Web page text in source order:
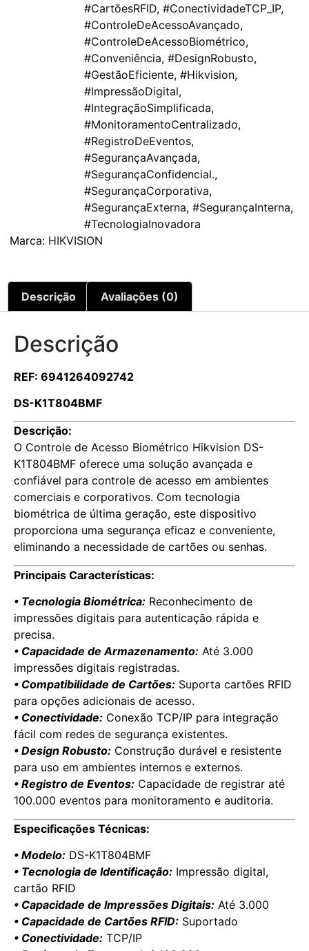
#CartõesRFID, #ConectividadeTCP_IP,
#ControleDeAcessoAvançado,
#ControleDeAcessoBiométrico,
#Conveniência, #DesignRobusto,
#GestãoEficiente, #Hikvision,
#ImpressãoDigital,
#IntegraçãoSimplificada,
#MonitoramentoCentralizado,
#RegistroDeEventos,
#SegurançaAvançada,
#SegurançaConfidencial.,
#SegurançaCorporativa,
#SegurançaExterna, #SegurançaInterna,
#TecnologiaInovadora
Marca: HIKVISION
Descrição Avaliações (0)
Descrição
REF: 6941264092742
DS-K1T804BMF
Descrição:
O Controle de Acesso Biométrico Hikvision DS-
K1T804BMF oferece uma solução avançada e
confiável para controle de acesso em ambientes
comerciais e corporativos. Com tecnologia
biométrica de última geração, este dispositivo
proporciona uma segurança eficaz e conveniente,
eliminando a necessidade de cartões ou senhas.
Principais Características:
• Tecnologia Biométrica: Reconhecimento de
impressões digitais para autenticação rápida e
precisa.
• Capacidade de Armazenamento: Até 3.000
impressões digitais registradas.
• Compatibilidade de Cartões: Suporta cartões RFID
para opções adicionais de acesso.
• Conectividade: Conexão TCP/IP para integração
fácil com redes de segurança existentes.
• Design Robusto: Construção durável e resistente
para uso em ambientes internos e externos.
• Registro de Eventos: Capacidade de registrar até
100.000 eventos para monitoramento e auditoria.
Especificações Técnicas:
• Modelo: DS-K1T804BMF
• Tecnologia de Identificação: Impressão digital,
cartão RFID
• Capacidade de Impressões Digitais: Até 3.000
• Capacidade de Cartões RFID: Suportado
• Conectividade: TCP/IP